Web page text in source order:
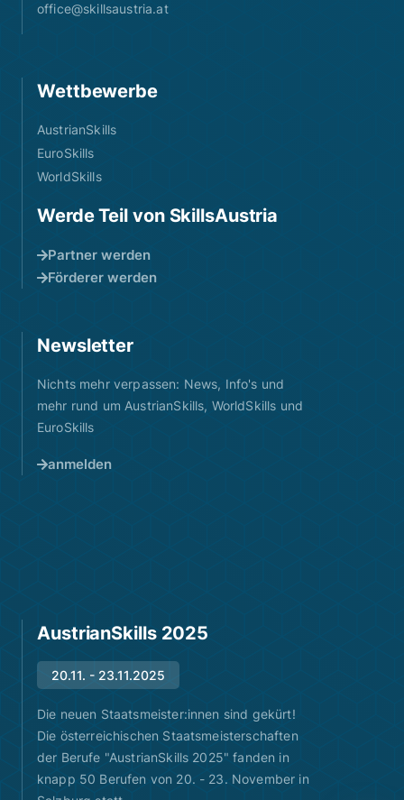
office@skillsaustria.at
Wettbewerbe
AustrianSkills
EuroSkills
WorldSkills
Werde Teil von SkillsAustria
Partner werden
Förderer werden
Newsletter
Nichts mehr verpassen: News, Info's und
mehr rund um AustrianSkills, WorldSkills und
EuroSkills
anmelden
AustrianSkills 2025
20.11. - 23.11.2025
Die neuen Staatsmeister:innen sind gekürt!
Die österreichischen Staatsmeisterschaften
der Berufe "AustrianSkills 2025" fanden in
knapp 50 Berufen von 20. - 23. November in